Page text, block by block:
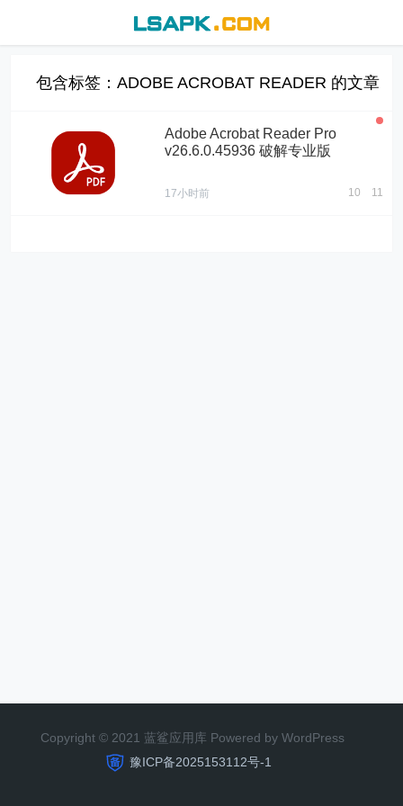
包含标签：ADOBE ACROBAT READER 的文章
Adobe Acrobat Reader Pro
v26.6.0.45936 破解专业版
17小时前 10 11
Copyright © 2021 蓝鲨应用库 Powered by WordPress
豫ICP备2025153112号-1